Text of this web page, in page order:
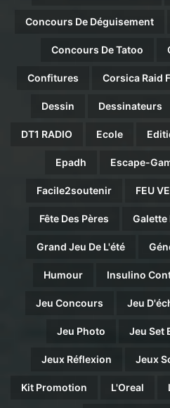
Concours De Déguisement
Concours De Tatoo
Confitures Corsica Raid
Dessin Dessinateurs
DT1 RADIO Ecole
Epadh Escape-
Facile2soutenir FEU
Fête Des Pères Galette
Grand Jeu De L'été
Humour Insulino
Jeu Concours Jeu
Jeu Photo Jeu Set
Jeux Réflexion Jeux
Kit Promotion L'Oreal